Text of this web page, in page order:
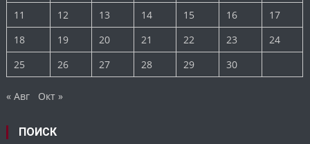
11
12 13 14 15 16
17
18
19 20 21 22 23
24
25
26 27 28 29 30
« Авг Окт »
ПОИСК